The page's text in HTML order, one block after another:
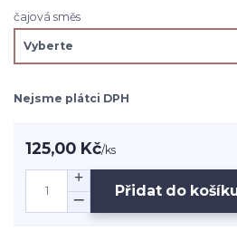
čajová směs
Nejsme plátci DPH
125,00 Kč/ks
Přidat do